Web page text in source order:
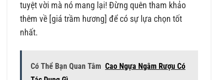
tuyệt vời mà nó mang lại! Đừng quên tham khảo
thêm về [giá trầm hương] để có sự lựa chọn tốt
nhất.
Có Thể Bạn Quan Tâm Cao Ngựa Ngâm Rượu Có